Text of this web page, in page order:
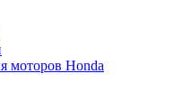
моторов Honda